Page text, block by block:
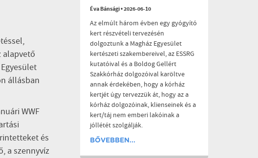
alapvető
állásban
WWF
és
a szennyvíz
Éva Bánsági•2026-06-10
Az elmúlt három évben egy gyógyító
kert részvételi tervezésén
dolgoztunk a Magház Egyesület
kertészeti szakembereivel, az ESSRG
kutatóival és a Boldog Gellért
Szakkórház dolgozóival karöltve
annak érdekében, hogy a kórház
kertjét úgy tervezzük át, hogy az a
kórház dolgozóinak, klienseinek és a
kert/táj nem emberi lakóinak a
jóllétét szolgálják.
BŐVEBBEN...